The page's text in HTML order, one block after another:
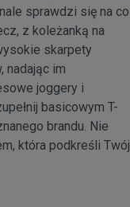
sprawdzi się na co
z koleżanką na
skarpety
nadając im
joggery i
basicowym T-
brandu. Nie
która podkreśli Twój